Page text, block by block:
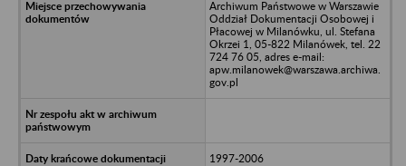
Archiwum Państwowe w Warszawie
Oddział Dokumentacji Osobowej i
Płacowej w Milanówku, ul. Stefana
Okrzei 1, 05-822 Milanówek, tel. 22
724 76 05, adres e-mail:
apw.milanowek@warszawa.archiwa.
gov.pl
1997-2006